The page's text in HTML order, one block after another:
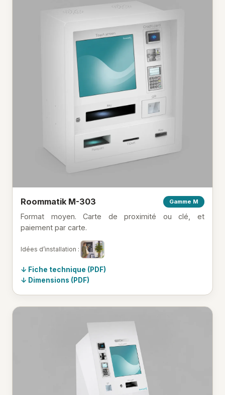
Roommatik M-303 Gamme M
Format moyen. Carte de proximité ou clé, et
paiement par carte.
Idées d’installation :
Fiche technique (PDF)
Dimensions (PDF)